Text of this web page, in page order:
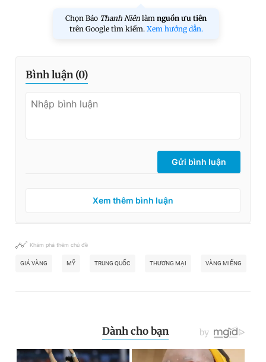
Chọn Báo Thanh Niên làm nguồn ưu tiên
trên Google tìm kiếm. Xem hướng dẫn.
Bình luận (0)
Gửi bình luận
Xem thêm bình luận
Khám phá thêm chủ đề
GIÁ VÀNG MỸ TRUNG QUỐC THƯƠNG MẠI VÀNG MIẾNG